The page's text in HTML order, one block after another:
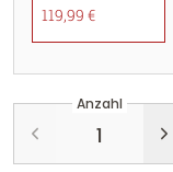
119,99 €
Anzahl